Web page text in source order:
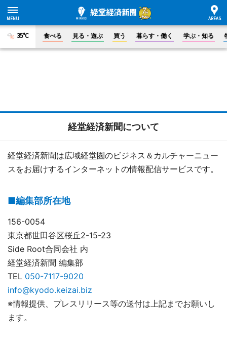
35°C 食べる 見る・遊ぶ 買う 暮らす・働く 学ぶ・知る
経堂経済新聞について
経堂経済新聞は広域経堂圏のビジネス＆カルチャーニュー
スをお届けするインターネットの情報配信サービスです。
■編集部所在地
156-0054
東京都世田谷区桜丘2-15-23
Side Root合同会社 内
経堂経済新聞 編集部
TEL 050-7117-9020
info@kyodo.keizai.biz
※情報提供、プレスリリース等の送付は上記までお願いし
ます。